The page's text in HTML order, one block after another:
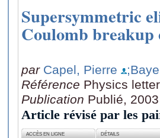
Supersymmetric
Coulomb breakup
par Capel, Pierre
Référence Physics
Publication Publié, 2003
Article révisé par les
ACCÈS EN LIGNE DÉTAILS